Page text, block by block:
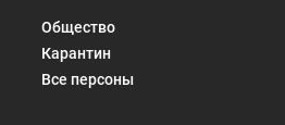
Общество
Карантин
Все персоны